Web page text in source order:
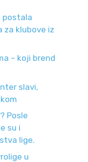
postala
za klubove iz
– koji brend
slavi,
Posle
su i
lige.
u